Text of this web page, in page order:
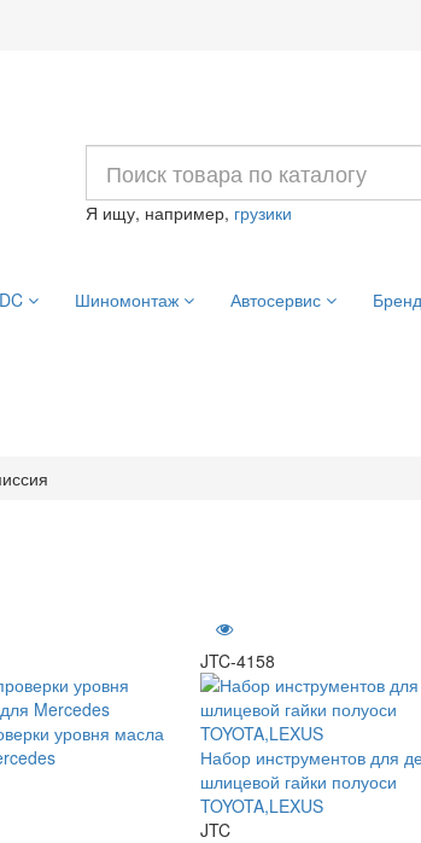
Я ищу, например, грузики
Шиномонтаж Автосервис
уровня масла
JTC-4158
Набор инструментов для
шлицевой гайки полуоси
TOYOTA,LEXUS
JTC